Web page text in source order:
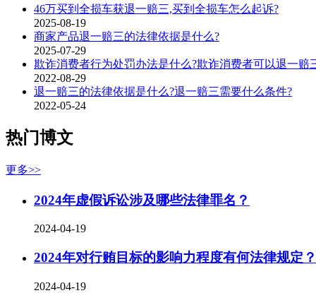
46万买到全损车获退一赔三,买到全损车怎么起诉?
2025-08-19
商家产品退一赔三的法律依据是什么?
2025-07-29
欺诈消费者行为处罚办法是什么?欺诈消费者可以退一赔
2022-08-29
退一赔三的法律依据是什么?退一赔三需要什么条件?
2022-05-24
热门博文
更多>>
2024年虚假诉讼涉及哪些法律罪名？
2024-04-19
2024年对行贿目标的影响力程度有何法律规定？
2024-04-19